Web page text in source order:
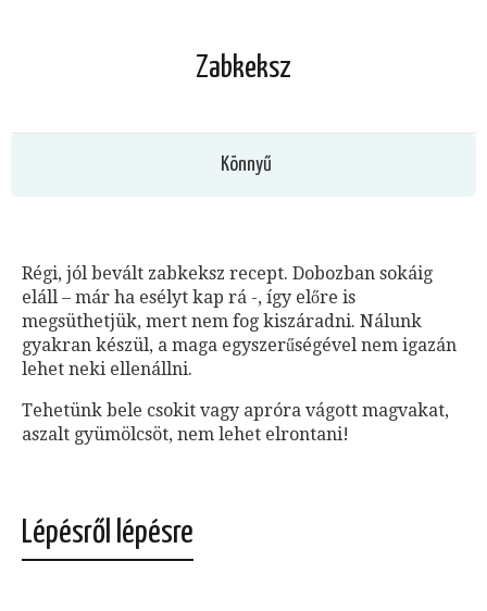
Zabkeksz
Könnyű
Régi, jól bevált zabkeksz recept. Dobozban sokáig
eláll – már ha esélyt kap rá -, így előre is
megsüthetjük, mert nem fog kiszáradni. Nálunk
gyakran készül, a maga egyszerűségével nem igazán
lehet neki ellenállni.
Tehetünk bele csokit vagy apróra vágott magvakat,
aszalt gyümölcsöt, nem lehet elrontani!
Lépésről lépésre